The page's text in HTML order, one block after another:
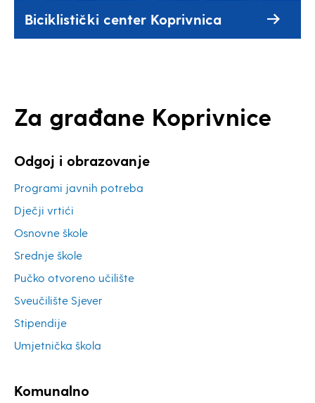
Biciklistički center Koprivnica
Za građane Koprivnice
Odgoj i obrazovanje
Programi javnih potreba
Dječji vrtići
Osnovne škole
Srednje škole
Pučko otvoreno učilište
Sveučilište Sjever
Stipendije
Umjetnička škola
Komunalno